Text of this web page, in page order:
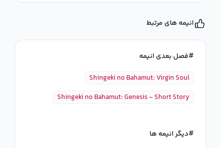
انیمه های مرتبط
فصل بعدی انیمه
Shingeki no Bahamut: Virgin Soul
Shingeki no Bahamut: Genesis - Short Story
دیگر انیمه ها